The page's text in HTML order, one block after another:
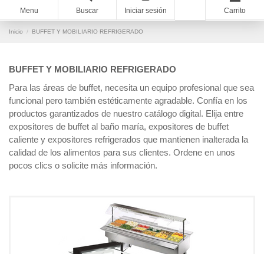
Menu Buscar Iniciar sesión Carrito
Inicio BUFFET Y MOBILIARIO REFRIGERADO
BUFFET Y MOBILIARIO REFRIGERADO
Para las áreas de buffet, necesita un equipo profesional que sea
funcional pero también estéticamente agradable. Confía en los
productos garantizados de nuestro catálogo digital. Elija entre
expositores de buffet al baño maría, expositores de buffet
caliente y expositores refrigerados que mantienen inalterada la
calidad de los alimentos para sus clientes. Ordene en unos
pocos clics o solicite más información.